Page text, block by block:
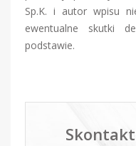
Sp.K. i autor wpisu
ewentualne skutki
podstawie.